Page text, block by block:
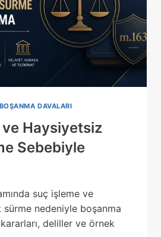
BOŞANMA DAVALARI
Haysiyetsiz
Sebebiyle
suç işleme ve
nedeniyle boşanma
deliller ve örnek